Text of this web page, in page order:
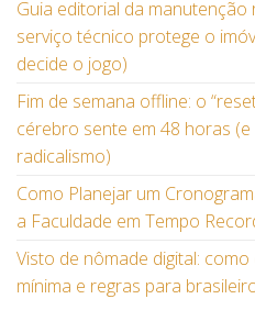
Guia editorial da manutenção
serviço técnico protege o
decide o jogo)
Fim de semana offline: o
cérebro sente em 48 horas
radicalismo)
Como Planejar um
a Faculdade em Tempo
Visto de nômade digital:
mínima e regras para